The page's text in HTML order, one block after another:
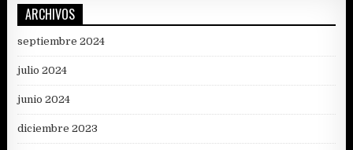
ARCHIVOS
septiembre 2024
julio 2024
junio 2024
diciembre 2023